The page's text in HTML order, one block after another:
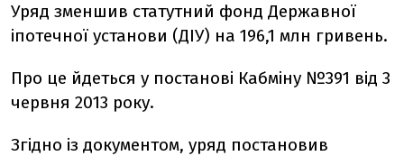
Уряд зменшив статутний фонд Державної
іпотечної установи (ДІУ) на 196,1 млн гривень.
Про це йдеться у постанові Кабміну №391 від 3
червня 2013 року.
Згідно із документом, уряд постановив